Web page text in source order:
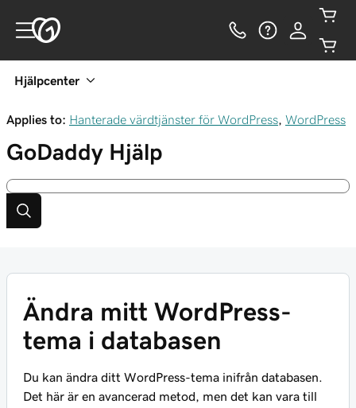
Hjälpcenter
Applies to: Hanterade värdtjänster för WordPress WordPress
GoDaddy Hjälp
Ändra mitt WordPress-
tema i databasen
Du kan ändra ditt WordPress-tema inifrån databasen.
Det här är en avancerad metod, men det kan vara till